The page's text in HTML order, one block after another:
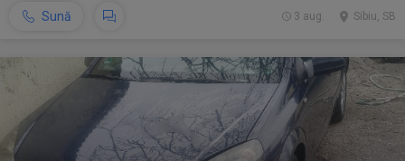
Sună Sibiu, SB
3 aug.